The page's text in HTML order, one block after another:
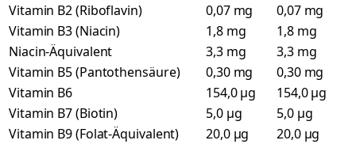
Vitamin B2 (Riboflavin)
0,07 mg
0,07 mg
Vitamin B3 (Niacin)
1,8 mg
1,8 mg
Niacin-Äquivalent
3,3 mg
3,3 mg
Vitamin B5 (Pantothensäure)
0,30 mg
0,30 mg
Vitamin B6
154,0 µg
154,0 µg
Vitamin B7 (Biotin)
5,0 µg
5,0 µg
Vitamin B9 (Folat-Äquivalent)
20,0 µg
20,0 µg